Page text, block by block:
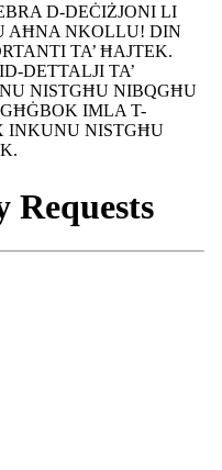
D-DEĊIŻJONI LI
AĦNA NKOLLU! DIN
TA’ ĦAJTEK.
DETTALJI TA’
NISTGĦU NIBQGĦU
IMLA T-
INKUNU NISTGĦU